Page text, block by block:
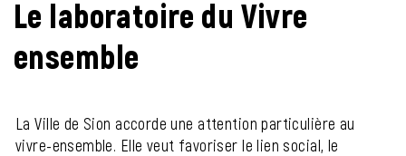
Le laboratoire du Vivre
ensemble
La Ville de Sion accorde une attention particulière au
vivre-ensemble. Elle veut favoriser le lien social, le